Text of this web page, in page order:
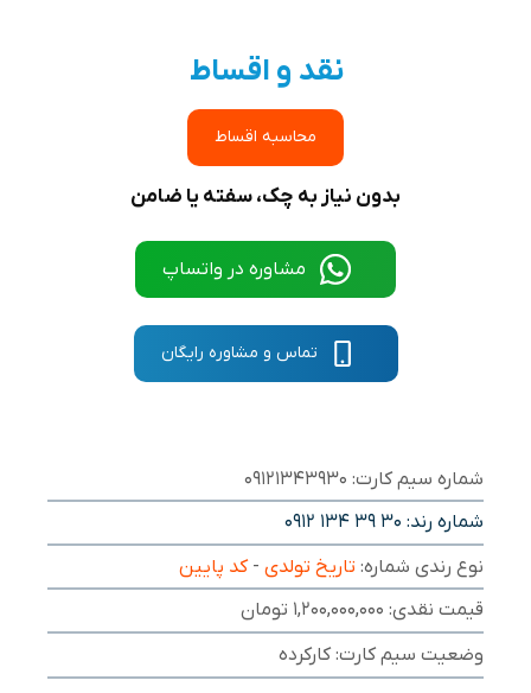
نقد و اقساط
محاسبه اقساط
بدون نیاز به چک، سفته یا ضامن
مشاوره در واتساپ
تماس و مشاوره رایگان
شماره سیم کارت: 09121343930
شماره رند: 0912 134 39 30
نوع رندی شماره: تاریخ تولدی -کد پایین
قیمت نقدی: 1,200,000,000 تومان
وضعیت سیم کارت: کارکرده